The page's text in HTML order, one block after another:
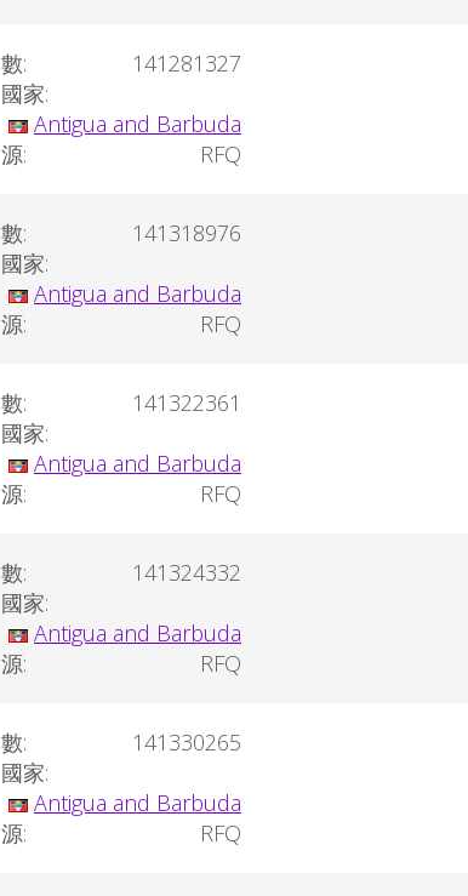
數:
141281327
國家:
Antigua and Barbuda
源:
RFQ
數:
141318976
國家:
Antigua and Barbuda
源:
RFQ
數:
141322361
國家:
Antigua and Barbuda
源:
RFQ
數:
141324332
國家:
Antigua and Barbuda
源:
RFQ
數:
141330265
國家:
Antigua and Barbuda
源:
RFQ